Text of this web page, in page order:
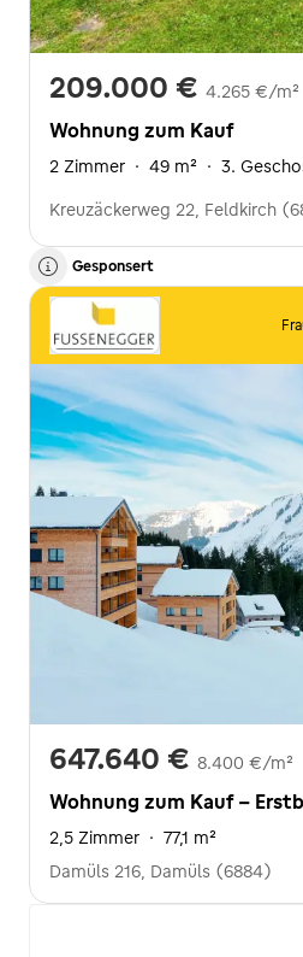
209.000 € 4.265 €/m²
Wohnung zum Kauf
2 Zimmer · 49 m² · 3.
Kreuzäckerweg 22, Feldkirch
Gesponsert
647.640 € 8.400 €/m²
Wohnung zum Kauf -
2,5 Zimmer · 77,1 m²
Damüls 216, Damüls (6884)